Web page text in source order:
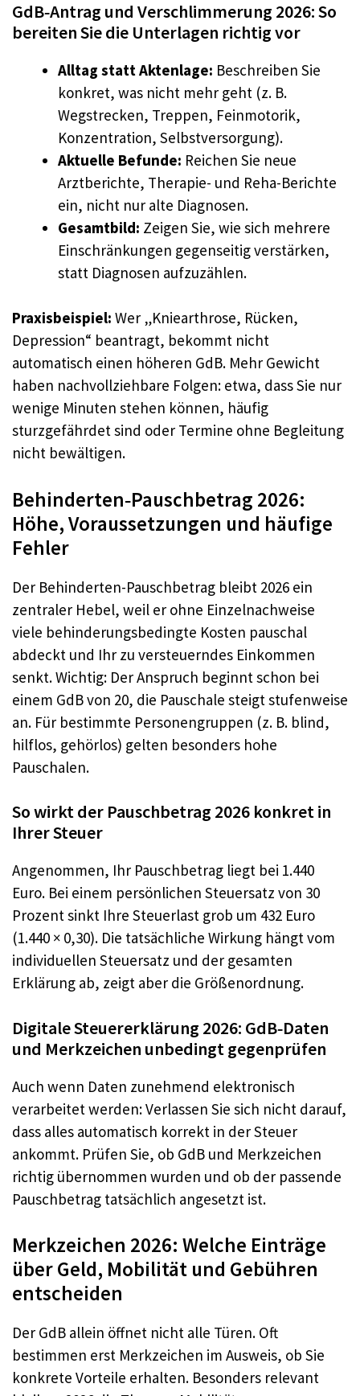
GdB‑Antrag und Verschlimmerung 2026: So
bereiten Sie die Unterlagen richtig vor
Alltag statt Aktenlage: Beschreiben Sie
konkret, was nicht mehr geht (z. B.
Wegstrecken, Treppen, Feinmotorik,
Konzentration, Selbstversorgung).
Aktuelle Befunde: Reichen Sie neue
Arztberichte, Therapie- und Reha-Berichte
ein, nicht nur alte Diagnosen.
Gesamtbild: Zeigen Sie, wie sich mehrere
Einschränkungen gegenseitig verstärken,
statt Diagnosen aufzuzählen.
Praxisbeispiel: Wer „Kniearthrose, Rücken,
Depression“ beantragt, bekommt nicht
automatisch einen höheren GdB. Mehr Gewicht
haben nachvollziehbare Folgen: etwa, dass Sie nur
wenige Minuten stehen können, häufig
sturzgefährdet sind oder Termine ohne Begleitung
nicht bewältigen.
Behinderten‑Pauschbetrag 2026:
Höhe, Voraussetzungen und häufige
Fehler
Der Behinderten-Pauschbetrag bleibt 2026 ein
zentraler Hebel, weil er ohne Einzelnachweise
viele behinderungsbedingte Kosten pauschal
abdeckt und Ihr zu versteuerndes Einkommen
senkt. Wichtig: Der Anspruch beginnt schon bei
einem GdB von 20, die Pauschale steigt stufenweise
an. Für bestimmte Personengruppen (z. B. blind,
hilflos, gehörlos) gelten besonders hohe
Pauschalen.
So wirkt der Pauschbetrag 2026 konkret in
Ihrer Steuer
Angenommen, Ihr Pauschbetrag liegt bei 1.440
Euro. Bei einem persönlichen Steuersatz von 30
Prozent sinkt Ihre Steuerlast grob um 432 Euro
(1.440 × 0,30). Die tatsächliche Wirkung hängt vom
individuellen Steuersatz und der gesamten
Erklärung ab, zeigt aber die Größenordnung.
Digitale Steuererklärung 2026: GdB‑Daten
und Merkzeichen unbedingt gegenprüfen
Auch wenn Daten zunehmend elektronisch
verarbeitet werden: Verlassen Sie sich nicht darauf,
dass alles automatisch korrekt in der Steuer
ankommt. Prüfen Sie, ob GdB und Merkzeichen
richtig übernommen wurden und ob der passende
Pauschbetrag tatsächlich angesetzt ist.
Merkzeichen 2026: Welche Einträge
über Geld, Mobilität und Gebühren
entscheiden
Der GdB allein öffnet nicht alle Türen. Oft
bestimmen erst Merkzeichen im Ausweis, ob Sie
konkrete Vorteile erhalten. Besonders relevant